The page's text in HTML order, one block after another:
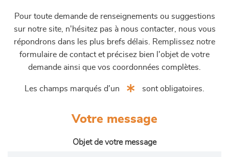
Pour toute demande de renseignements ou suggestions
sur notre site, n'hésitez pas à nous contacter, nous vous
répondrons dans les plus brefs délais. Remplissez notre
formulaire de contact et précisez bien l'objet de votre
demande ainsi que vos coordonnées complètes.
Les champs marqués d'un sont obligatoires.
Votre message
Objet de votre message